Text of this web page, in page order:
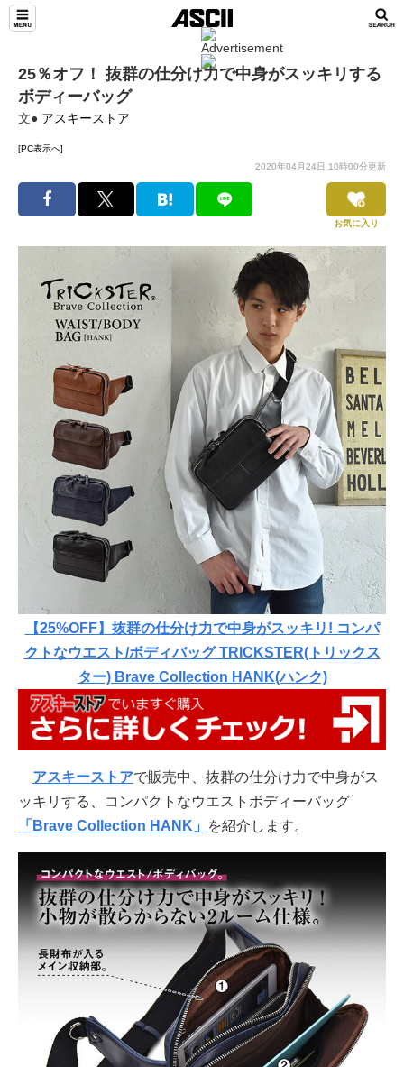
25％オフ！ 抜群の仕分け力で中身がスッキリする
ボディーバッグ
文● アスキーストア
[PC表示へ]
2020年04月24日 10時00分更新
お気に入り
【25%OFF】抜群の仕分け力で中身がスッキリ! コンパ
クトなウエスト/ボディバッグ TRICKSTER(トリックス
ター) Brave Collection HANK(ハンク)
アスキーストアで販売中、抜群の仕分け力で中身がス
ッキリする、コンパクトなウエストボディーバッグ
「Brave Collection HANK」
を紹介します。